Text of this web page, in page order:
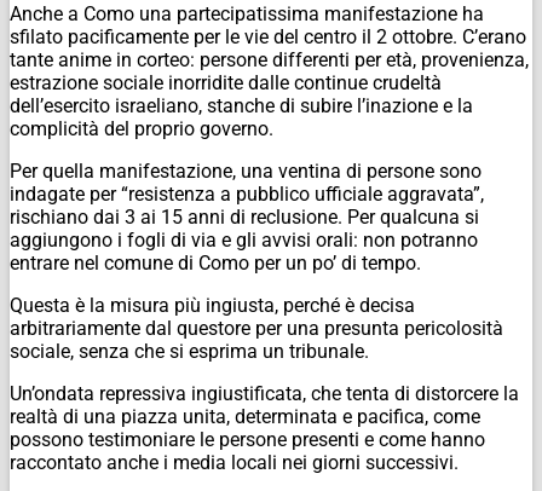
Anche a Como una partecipatissima manifestazione ha
sfilato pacificamente per le vie del centro il 2 ottobre. C’erano
tante anime in corteo: persone differenti per età, provenienza,
estrazione sociale inorridite dalle continue crudeltà
dell’esercito israeliano, stanche di subire l’inazione e la
complicità del proprio governo.
Per quella manifestazione, una ventina di persone sono
indagate per “resistenza a pubblico ufficiale aggravata”,
rischiano dai 3 ai 15 anni di reclusione. Per qualcuna si
aggiungono i fogli di via e gli avvisi orali: non potranno
entrare nel comune di Como per un po’ di tempo.
Questa è la misura più ingiusta, perché è decisa
arbitrariamente dal questore per una presunta pericolosità
sociale, senza che si esprima un tribunale.
Un’ondata repressiva ingiustificata, che tenta di distorcere la
realtà di una piazza unita, determinata e pacifica, come
possono testimoniare le persone presenti e come hanno
raccontato anche i media locali nei giorni successivi.